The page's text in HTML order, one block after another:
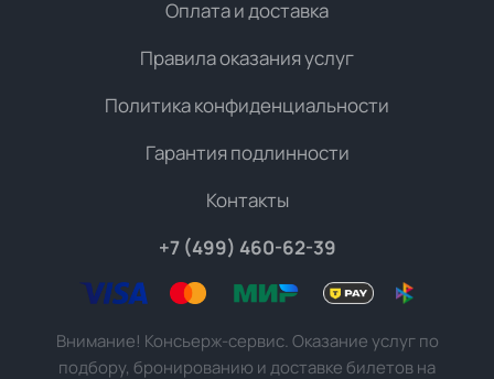
Оплата и доставка
Правила оказания услуг
Политика конфиденциальности
Гарантия подлинности
Контакты
+7 (499) 460-62-39
Внимание! Консьерж-сервис. Оказание услуг по
подбору, бронированию и доставке билетов на